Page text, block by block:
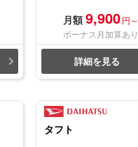
月額 9,900 円～
ボーナス月加算あり
詳細を見る
タフト